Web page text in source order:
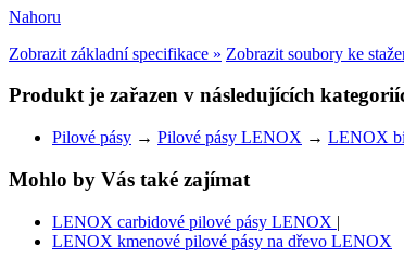
Nahoru
Zobrazit základní specifikace » Zobrazit soubory ke
Produkt je zařazen v následujících
Pilové pásy → Pilové pásy LENOX → LENOX
Mohlo by Vás také zajímat
LENOX carbidové pilové pásy LENOX |
LENOX kmenové pilové pásy na dřevo LENOX